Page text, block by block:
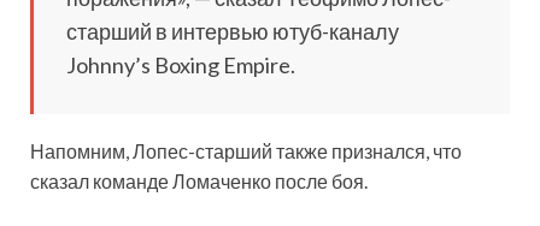
старший в интервью ютуб-каналу
Johnny’s Boxing Empire.
Напомним, Лопес-старший также признался, что
сказал команде Ломаченко после боя.